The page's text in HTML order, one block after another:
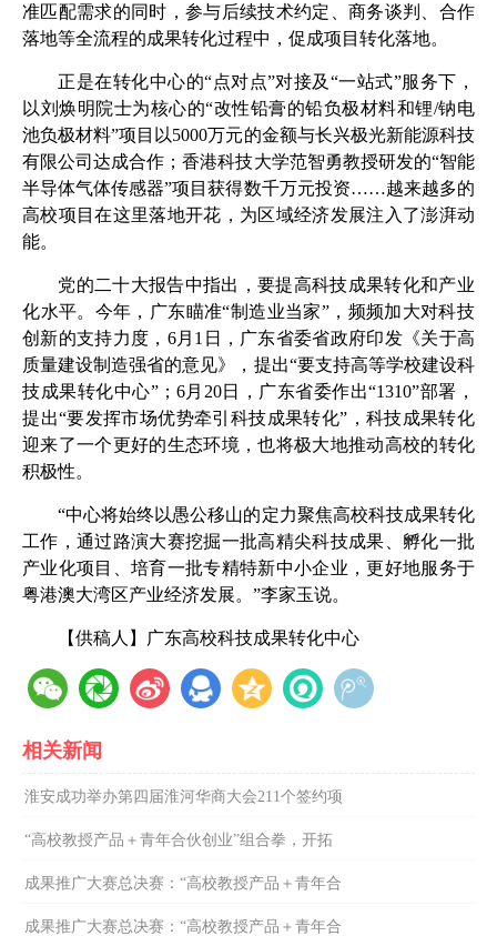
准匹配需求的同时，参与后续技术约定、商务谈判、合作
落地等全流程的成果转化过程中，促成项目转化落地。
正是在转化中心的“点对点”对接及“一站式”服务下，
以刘焕明院士为核心的“改性铅膏的铅负极材料和锂/钠电
池负极材料”项目以5000万元的金额与长兴极光新能源科技
有限公司达成合作；香港科技大学范智勇教授研发的“智能
半导体气体传感器”项目获得数千万元投资……越来越多的
高校项目在这里落地开花，为区域经济发展注入了澎湃动
能。
党的二十大报告中指出，要提高科技成果转化和产业
化水平。今年，广东瞄准“制造业当家”，频频加大对科技
创新的支持力度， 6月 1 日，广东省委省政府印发《关于高
质量建设制造强省的意见》，提出“要支持高等学校建设科
技成果转化中心”； 6月 20日，广东省委作出“1310”部署，
提出“要发挥市场优势牵引科技成果转化”，科技成果转化
迎来了一个更好的生态环境，也将极大地推动高校的转化
积极性。
“中心将始终以愚公移山的定力聚焦高校科技成果转化
工作，通过路演大赛挖掘一批高精尖科技成果、孵化一批
产业化项目、培育一批专精特新中小企业，更好地服务于
粤港澳大湾区产业经济发展。”李家玉说。
【供稿人】广东高校科技成果转化中心
相关新闻
淮安成功举办第四届淮河华商大会211个签约项
“高校教授产品＋青年合伙创业”组合拳，开拓
成果推广大赛总决赛：“高校教授产品＋青年合
成果推广大赛总决赛：“高校教授产品＋青年合